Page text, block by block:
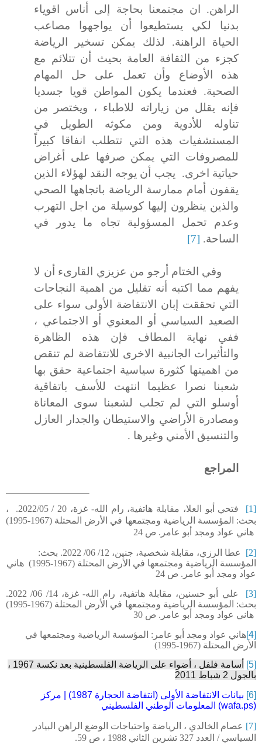
الراهن. ان مجتمعنا بحاجة إلى أناس اقوياء
بدنيا لكي يستطيعوا أن يواجهوا مصاعب
الحياة الراهنة. لذلك يمكن تسخير الرياضة
كجزء من الثقافة العامة بحيث أن تتلائم مع
هذه الأوضاع وأن تعمل على حل المهام
الصحية. فعندما يكون المواطن قويا جسديا
فإنه يقلل من زياراته للاطباء ، ويختصر من
تناوله للأدوية ومن مكوثه الطويل في
المستشفيات هذه التي تتطلب انفاقا كبيراً
للمصروفات التي يمكن صرفها على أغراض
حياتية اخرى.
يجب أن يوجه النقد لهؤلاء الذين
يقفون أمام ممارسة الرياضة باتجاهها الصحي
والذين ينظرون إليها كوسيلة من اجل التهرب
وعدم تحمل المسؤولية تجاه ما يدور في
الساحة. [7]
وفي الختام أرجو من عزيزي القارىء أن لا
يفهم مما اكتبه أنه تقليل من اهمية النجاحات
التي تحققت إبان الانتفاضة الأولى سواء على
الصعيد السياسي أو المعنوي أو الاجتماعي ،
ففي نهاية المطاف فإن هذه الظاهرة
والتأثيرات الجانبية الاخرى للانتفاضة لم تنقص
من اهميتها كثورة سياسية اجتماعية حقق بها
شعبنا نصرا عظيما انتهت للأسف باتفاقية
أوسلو التي لم تجلب لشعبنا سوى المعاناة
ومصادرة الأراضي والاستيطان والجدار العازل
والتنسيق الأمني وغيرها .
المراجع
[1] فتحي أبو العلا، مقابلة هاتفية، رام الله- غزة، 20 /
05
/
2022.
،
بحث: المؤسسة الرياضية ومجتمعها في الأرض المحتلة (1967-1995)
هاني عواد ومجد أبو عامر . ص 24
[2] عطا الرزي، مقابلة شخصية، جنين، 12 /
/
المؤسسة الرياضية ومجتمعها في الأرض المحتلة (1967-1995)
هاني
عواد ومجد أبو عامر. ص 24
[3]
علي أبو حسنين، مقابلة هاتفية، رام الله- غزة، 14 /
/
2022.
بحث: المؤسسة الرياضية ومجتمعها في الأرض المحتلة (1967-1995)
هاني عواد ومجد أبو عامر. ص 30
[4]هاني عواد ومجد أبو عامر: المؤسسة الرياضية ومجتمعها في
الأرض المحتلة (1967-1995)
[5]
أسامة فلفل ، أضواء على الرياضة الفلسطينية بعد نكسة 1967 ،
بالجول 2 شباط 2011
[6]
بيانات الانتفاضة الأولى (انتفاضة الحجارة 1987) | مركز
المعلومات الوطني الفلسطيني (wafa.ps)
[7] عصام الخالدي ، الرياضة واحتياجات الوضع الراهن البيادر
السياسي / العدد 327 تشرين الثاني 1988 ، ص 59.